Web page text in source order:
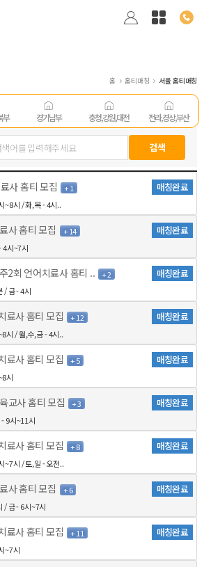
홈 홈티매칭 서울 홈티매칭
부 경기남부 충청,강원,대전 전라,경상,부산
사 홈티 모집 + 1 매칭완료
~8시 / 화,목 - 4시..
사 홈티 모집 + 14 매칭완료
4시~7시
2회 언어치료사 홈티 .. + 2 매칭완료
/ 금 - 4시
료사 홈티 모집 + 12 매칭완료
시 / 월,수,금 - 4시..
료사 홈티 모집 + 5 매칭완료
시
교사 홈티 모집 + 3 매칭완료
9시~11시
료사 홈티 모집 + 8 매칭완료
~7시 / 토,일 - 오전..
사 홈티 모집 + 6 매칭완료
/ 금 - 6시~7시
료사 홈티 모집 + 11 매칭완료
~7시